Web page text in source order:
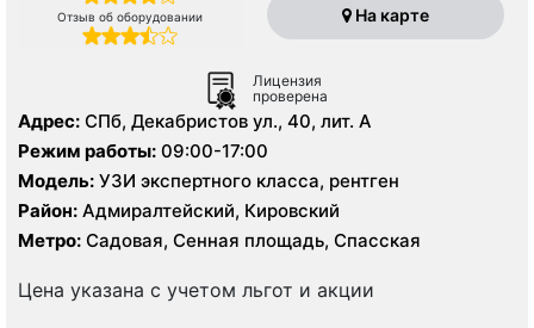
Отзыв об оборудовании На карте
Лицензия
проверена
Адрес: СПб, Декабристов ул., 40, лит. А
Режим работы: 09:00-17:00
Модель: УЗИ экспертного класса, рентген
Район: Адмиралтейский, Кировский
Метро: Садовая, Сенная площадь, Спасская
Цена указана с учетом льгот и акции